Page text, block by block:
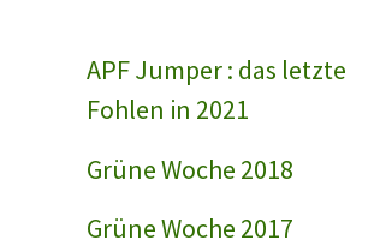
APF Jumper : das letzte
Fohlen in 2021
Grüne Woche 2018
Grüne Woche 2017